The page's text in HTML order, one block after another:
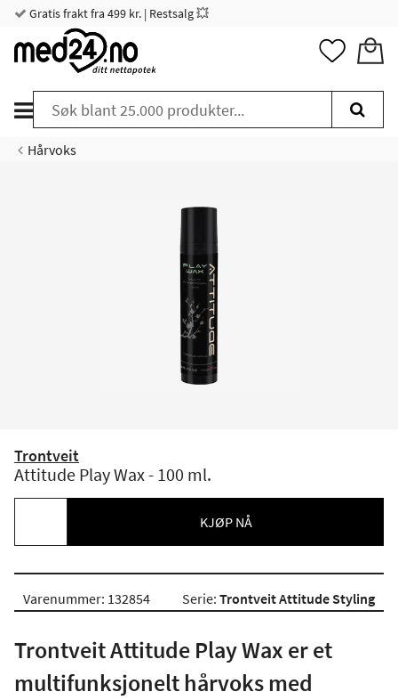
Gratis frakt fra 499 kr. | Restsalg 💥
Hårvoks
Trontveit
Attitude Play Wax - 100 ml.
KJØP NÅ
Varenummer: 132854 Serie: Trontveit Attitude Styling
Trontveit Attitude Play Wax er et
multifunksjonelt hårvoks med